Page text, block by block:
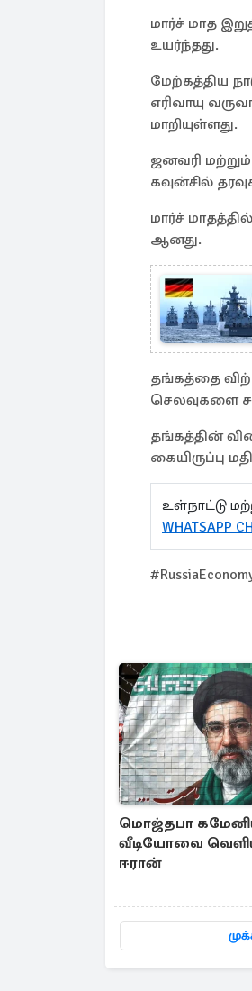
மார்ச் மாத
உயர்ந்தது.
மேற்கத்திய
எரிவாயு
மாறியுள்ளது.
ஜனவரி
கவுன்சில்
மார்ச்
ஆனது.
தங்கத்தை
செலவுகளை
தங்கத்தின்
கையிருப்பு
உள்நாட்டு
WHATSAPP
மொஜ்தபா
வீடியோவை
ஈரான்